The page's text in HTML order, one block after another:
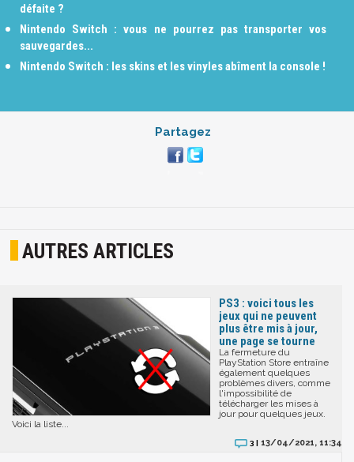
défaite ?
Nintendo Switch : vous ne pourrez pas transporter vos
sauvegardes...
Nintendo Switch : les skins et les vinyles abîment la console !
Partagez
AUTRES ARTICLES
PS3 : voici tous les
jeux qui ne peuvent
plus être mis à jour,
une page se tourne
La fermeture du
PlayStation Store entraîne
également quelques
problèmes divers, comme
l'impossibilité de
télécharger les mises à
jour pour quelques jeux.
Voici la liste...
3 | 13/04/2021, 11:34